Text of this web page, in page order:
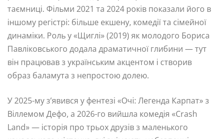
таємниці. Фільми 2021 та 2024 років показали його в
іншому регістрі: більше екшену, комедії та сімейної
динаміки. Роль у «Щиглі» (2019) як молодого Бориса
Павліковського додала драматичної глибини — тут
він працював з українським акцентом і створив
образ баламута з непростою долею.
У 2025-му з’явився у фентезі «Очі: Легенда Карпат» з
Віллемом Дефо, а 2026-го вийшла комедія «Crash
Land» — історія про трьох друзів з маленького